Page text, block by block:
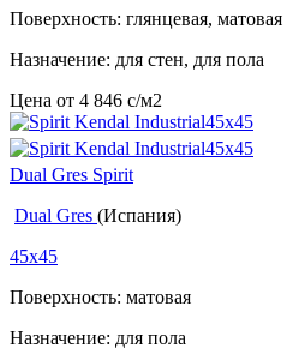
Поверхность: глянцевая, матовая
Назначение: для стен, для пола
Цена от 4 846 c/м2
Dual Gres Spirit
Dual Gres (Испания)
45x45
Поверхность: матовая
Назначение: для пола